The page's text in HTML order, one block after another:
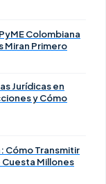
Colombiana
Miran Primero
Jurídicas en
y Cómo
Cómo Transmitir
Cuesta Millones